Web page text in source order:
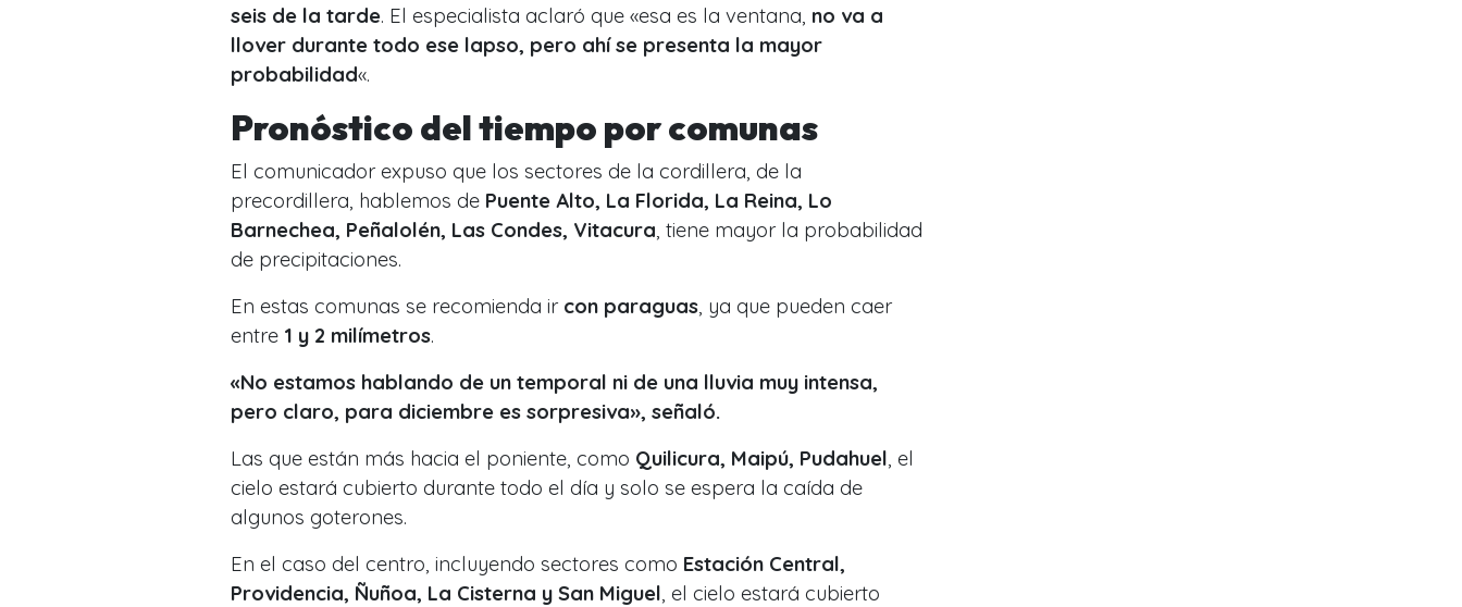
seis de la tarde. El especialista aclaró que «esa es la ventana, no va a
llover durante todo ese lapso, pero ahí se presenta la mayor
probabilidad«.
Pronóstico del tiempo por comunas
El comunicador expuso que los sectores de la cordillera, de la
precordillera, hablemos de Puente Alto, La Florida, La Reina, Lo
Barnechea, Peñalolén, Las Condes, Vitacura , tiene mayor la probabilidad
de precipitaciones.
En estas comunas se recomienda ir con paraguas , ya que pueden caer
entre 1 y 2 milímetros.
«No estamos hablando de un temporal ni de una lluvia muy intensa,
pero claro, para diciembre es sorpresiva», señaló.
Las que están más hacia el poniente, como Quilicura, Maipú, Pudahuel , el
cielo estará cubierto durante todo el día y solo se espera la caída de
algunos goterones.
En el caso del centro, incluyendo sectores como Estación Central,
Providencia, Ñuñoa, La Cisterna y San Miguel , el cielo estará cubierto